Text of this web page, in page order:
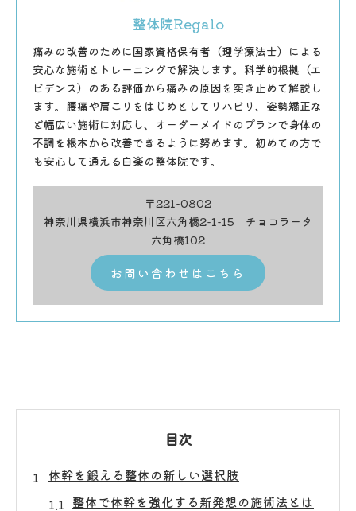
整体院Regalo
痛みの改善のために国家資格保有者（理学療法士）による
安心な施術とトレーニングで解決します。科学的根拠（エ
ビデンス）のある評価から痛みの原因を突き止めて解説し
ます。腰痛や肩こりをはじめとしてリハビリ、姿勢矯正な
ど幅広い施術に対応し、オーダーメイドのプランで身体の
不調を根本から改善できるように努めます。初めての方で
も安心して通える白楽の整体院です。
〒221-0802
神奈川県横浜市神奈川区六角橋2-1-15 チョコラータ
六角橋102
お問い合わせはこちら
目次
体幹を鍛える整体の新しい選択肢
整体で体幹を強化する新発想の施術法とは